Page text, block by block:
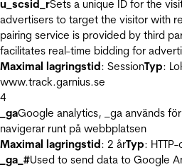
u_scsid_rSets a unique ID for the
advertisers to target the visitor with
pairing service is provided by third
facilitates real-time bidding for
Maximal lagringstid: SessionTyp:
www.track.garnius.se
4
_gaGoogle analytics, _ga används
navigerar runt på webbplatsen
Maximal lagringstid: 2 årTyp:
_ga_#Used to send data to Google